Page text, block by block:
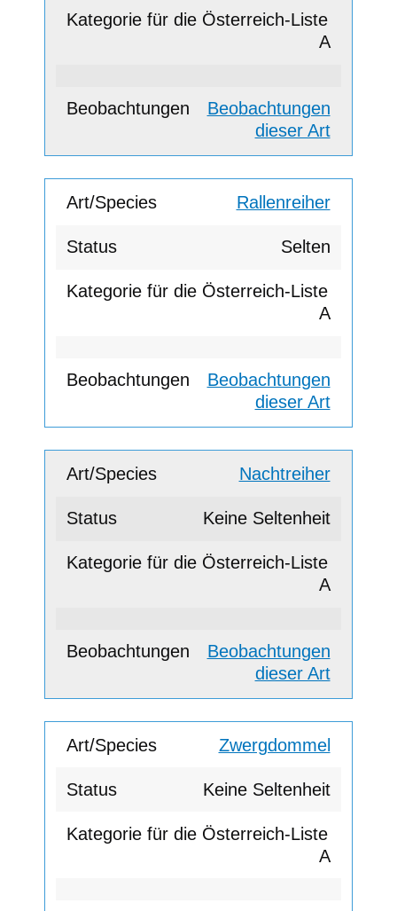
A
Beobachtungen
dieser Art
Rallenreiher
Selten
A
Beobachtungen
dieser Art
Nachtreiher
Keine Seltenheit
A
Beobachtungen
dieser Art
Zwergdommel
Keine Seltenheit
A